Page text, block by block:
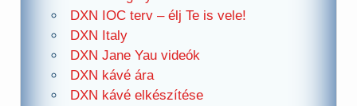
DXN IOC terv – élj Te is vele!
DXN Italy
DXN Jane Yau videók
DXN kávé ára
DXN kávé elkészítése